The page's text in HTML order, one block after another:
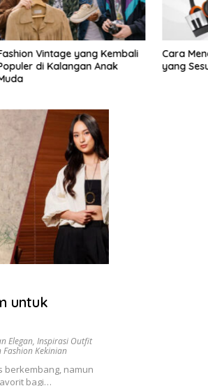
Vintage yang Kembali
di Kalangan Anak
Cara
yang
untuk
Elegan, Inspirasi Outfit
Fashion Kekinian
berkembang, namun
bagi…